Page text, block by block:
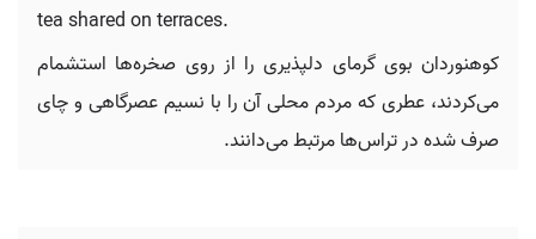
tea shared on terraces.
کوهنوردان بوی گرمای دلپذیری را از روی صخره‌ها استشمام
می‌کردند، عطری که مردم محلی آن را با نسیم عصرگاهی و چای
صرف شده در تراس‌ها مرتبط می‌دانند.